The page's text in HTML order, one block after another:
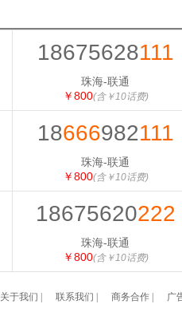
18675628111
珠海-联通
￥800(含￥10话费)
18666982111
珠海-联通
￥800(含￥10话费)
18675620222
珠海-联通
￥800(含￥10话费)
关于我们 联系我们 商务合作| 广